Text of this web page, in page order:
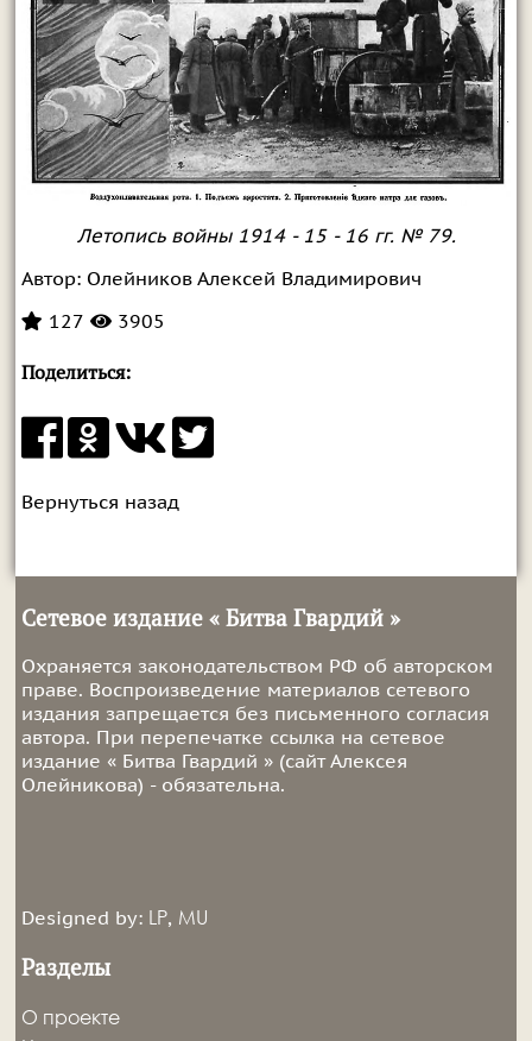
Летопись войны 1914 - 15 - 16 гг. № 79.
Автор:Олейников Алексей Владимирович
127
3905
Поделиться:
Вернуться назад
Сетевое издание « Битва Гвардий »
Охраняется законодательством РФ об авторском
праве. Воспроизведение материалов сетевого
издания запрещается без письменного согласия
автора. При перепечатке ссылка на сетевое
издание « Битва Гвардий » (сайт Алексея
Олейникова) - обязательна.
Designed by: LP, MU
Разделы
О проекте